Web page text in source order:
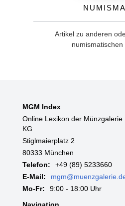
Artikel zu anderen
numismatischen
MGM Index
Online Lexikon der
KG
Stiglmaierplatz 2
80333 München
Telefon:
+49 (89) 5233660
E-Mail:
Mo-Fr:
9:00 - 18:00 Uhr